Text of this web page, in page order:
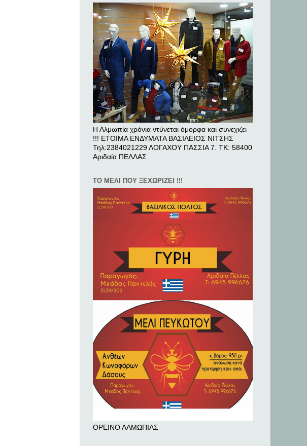
Η Αλμωπία χρόνια ντύνεται όμορφα και συνεχιζει
!!! ΕΤΟΙΜΑ ΕΝΔΥΜΑΤΑ ΒΑΣΙΛΕΙΟΣ ΝΙΤΣΗΣ
Τηλ:2384021229 ΛΟΓΑΧΟΥ ΠΑΣΣΙΑ 7. ΤΚ: 58400
Αριδαία ΠΕΛΛAΣ
ΤΟ ΜΕΛΙ ΠΟΥ ΞΕΧΩΡΙΖΕΙ !!!
ΟΡΕΙΝΟ ΑΛΜΩΠΙΑΣ